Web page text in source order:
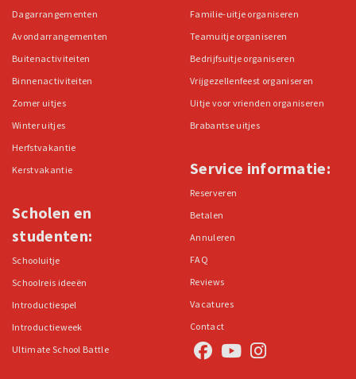
Dagarrangementen
Avondarrangementen
Buitenactiviteiten
Binnenactiviteiten
Zomer uitjes
Winter uitjes
Herfstvakantie
Kerstvakantie
Scholen en
studenten:
Schooluitje
Schoolreis ideeën
Introductiespel
Introductieweek
Ultimate School Battle
Familie-uitje organiseren
Teamuitje organiseren
Bedrijfsuitje organiseren
Vrijgezellenfeest organiseren
Uitje voor vrienden organiseren
Brabantse uitjes
Service informatie:
Reserveren
Betalen
Annuleren
FAQ
Reviews
Vacatures
Contact